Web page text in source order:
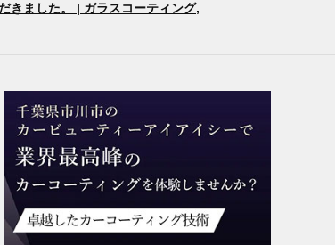
きました。 | ガラスコーティング,